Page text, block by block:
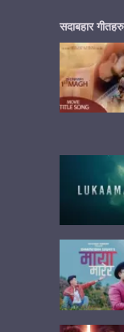
सदाबहार गीतहरु